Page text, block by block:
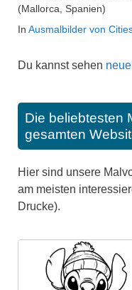
(Mallorca, Spanien)
In Ausmalbilder von
Du kannst sehen
Die beliebtesten
gesamten
Hier sind unsere
am meisten
Drucke).